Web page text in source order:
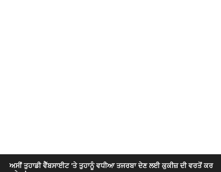
ਅਸੀਂ ਤੁਹਾਡੀ ਵੈੱਬਸਾਈਟ 'ਤੇ ਤੁਹਾਨੂੰ ਵਧੀਆ ਤਜਰਬਾ ਦੇਣ ਲਈ ਕੁਕੀਜ਼ ਦੀ ਵਰਤੋਂ ਕਰ